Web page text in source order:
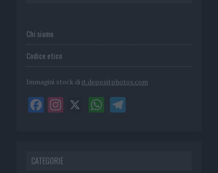
Chi siamo
Codice etico
Immagini stock di it.depositphotos.com
CATEGORIE